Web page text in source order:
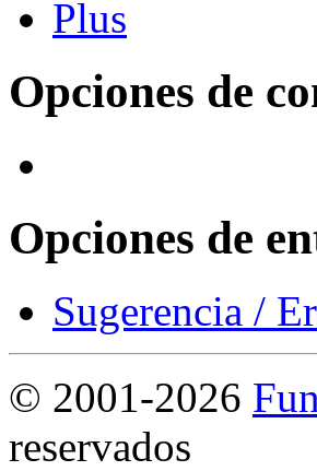
Opciones de
Opciones de
Sugerencia /
© 2001-2026
reservados